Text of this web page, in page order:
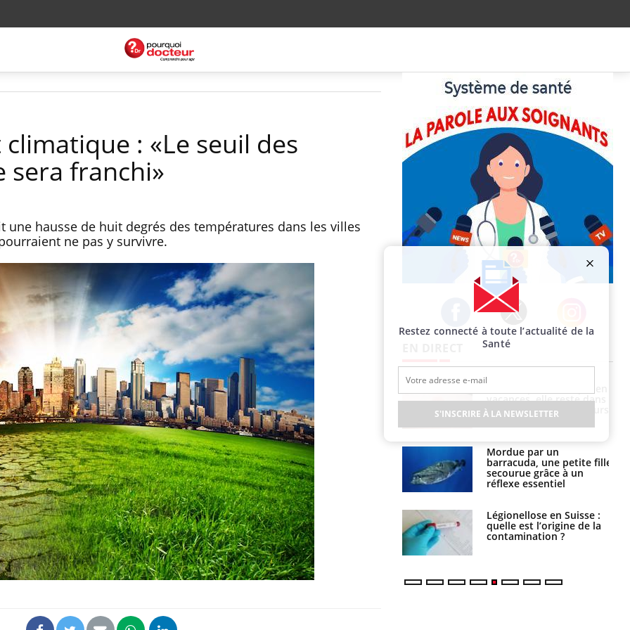
: «Le seuil des
sera franchi»
une hausse de huit degrés des températures dans les villes
ne pas y survivre.
Facebook Twitter Instagram
Pourquoi manger moins
de protéines pourrait
finalement être bénéfique
Grossesse et chaleur : ce
que dit la science
Le smartphone nuit-il à
l'apprentissage de la
lecture ?
vacances, elle reste dans
le coma pendant 42 jours
Mordue par un
barracuda, une petite fille
secourue grâce à un
réflexe essentiel
Légionellose en Suisse :
quelle est l’origine de la
contamination ?
une nouvelle arme contre
les réactions sévères
Comment gérer le
sommeil des enfants en
vacances ?
Bilan prévention : ce que
les kinés pourront
bientôt faire
Restez connecté à toute l’actualité de la
Santé
S'INSCRIRE À LA NEWSLETTER